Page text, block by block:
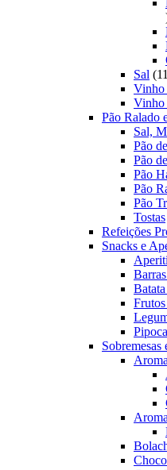
Sal 11
Vinho
Vinho
Pão Ralado
Sal,
Pão
Pão
Pão
Pão
Pão
Tostas
Refeições
Snacks e
Sobremesas